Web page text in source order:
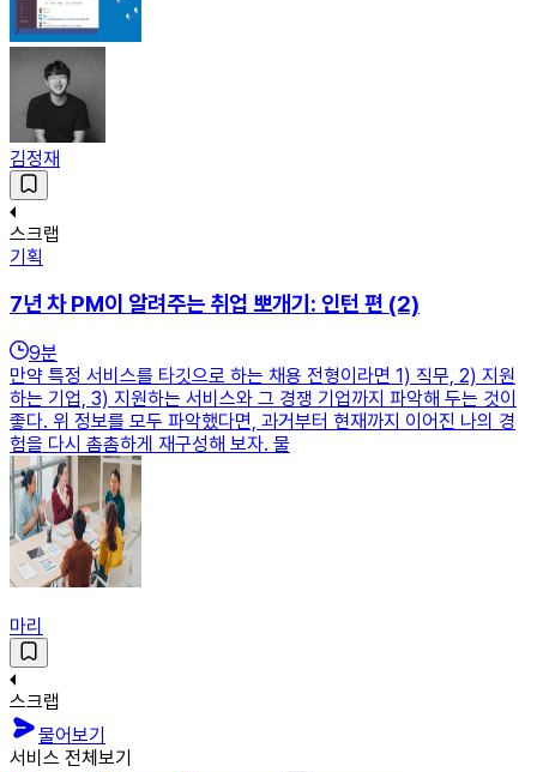
김정재
스크랩
기획
7년 차 PM이 알려주는 취업 뽀개기: 인턴 편 (2)
9분
만약 특정 서비스를 타깃으로 하는 채용 전형이라면 1) 직무, 2) 지원
하는 기업, 3) 지원하는 서비스와 그 경쟁 기업까지 파악해 두는 것이
좋다. 위 정보를 모두 파악했다면, 과거부터 현재까지 이어진 나의 경
험을 다시 촘촘하게 재구성해 보자. 물
마리
스크랩
물어보기
서비스 전체보기